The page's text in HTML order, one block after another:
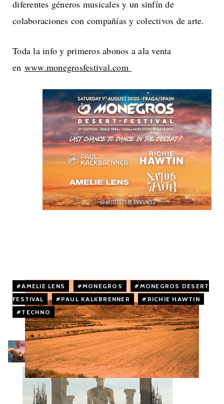
diferentes géneros musicales y un sinfín de
colaboraciones con compañías y colectivos de arte.
Toda la info y primeros abonos a ala venta
en www.monegrosfestival.com
AMELIE LENS , MONEGROS
MONEGROS DESERT
FESTIVAL , PAUL KALKBRENNER RICHIE HAWTIN
TECHNO